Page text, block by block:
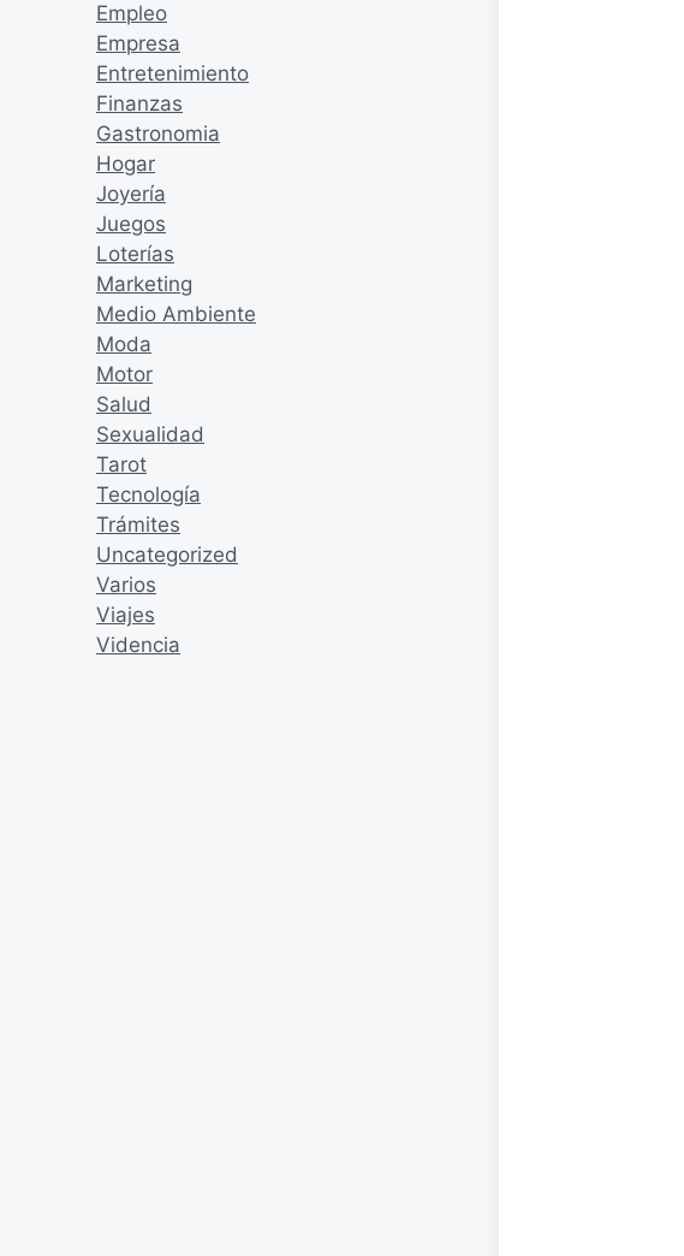
Empleo
Empresa
Entretenimiento
Finanzas
Gastronomia
Hogar
Joyería
Juegos
Loterías
Marketing
Medio Ambiente
Moda
Motor
Salud
Sexualidad
Tarot
Tecnología
Trámites
Uncategorized
Varios
Viajes
Videncia